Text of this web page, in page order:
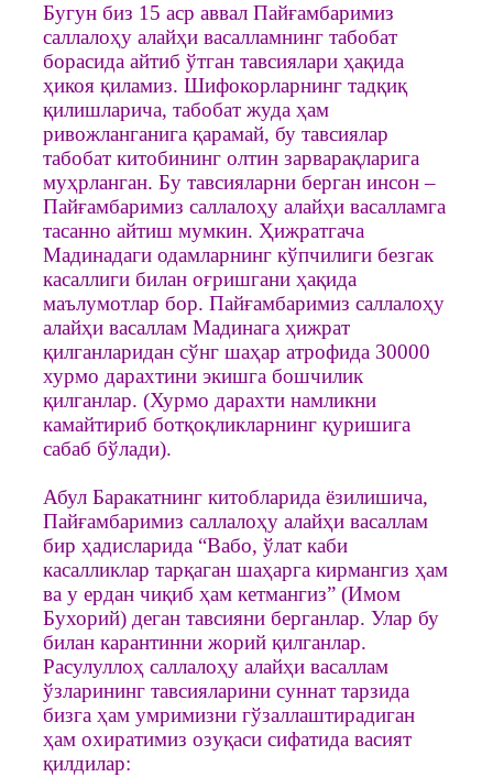
Бугун биз 15 аср аввал Пайғамбаримиз
саллалоҳу алайҳи васалламнинг табобат
борасида айтиб ўтган тавсиялари ҳақида
ҳикоя қиламиз. Шифокорларнинг тадқиқ
қилишларича, табобат жуда ҳам
ривожланганига қарамай, бу тавсиялар
табобат китобининг олтин зарварақларига
муҳрланган. Бу тавсияларни берган инсон –
Пайғамбаримиз саллалоҳу алайҳи васалламга
тасанно айтиш мумкин. Ҳижратгача
Мадинадаги одамларнинг кўпчилиги безгак
касаллиги билан оғришгани ҳақида
маълумотлар бор. Пайғамбаримиз саллалоҳу
алайҳи васаллам Мадинага ҳижрат
қилганларидан сўнг шаҳар атрофида 30000
хурмо дарахтини экишга бошчилик
қилганлар. (Хурмо дарахти намликни
камайтириб ботқоқликларнинг қуришига
сабаб бўлади).
Абул Баракатнинг китобларида ёзилишича,
Пайғамбаримиз саллалоҳу алайҳи васаллам
бир ҳадисларида “Вабо, ўлат каби
касалликлар тарқаган шаҳарга кирмангиз ҳам
ва у ердан чиқиб ҳам кетмангиз” (Имом
Бухорий) деган тавсияни берганлар. Улар бу
билан карантинни жорий қилганлар.
Расулуллоҳ саллалоҳу алайҳи васаллам
ўзларининг тавсияларини суннат тарзида
бизга ҳам умримизни гўзаллаштирадиган
ҳам охиратимиз озуқаси сифатида васият
қилдилар: